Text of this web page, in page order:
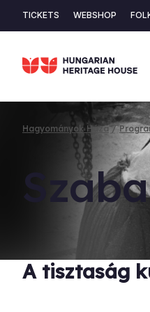
mainSecondary
TICKETS WEBSHOP
Breadcrumb
Hagyományok Háza
A tisztaság